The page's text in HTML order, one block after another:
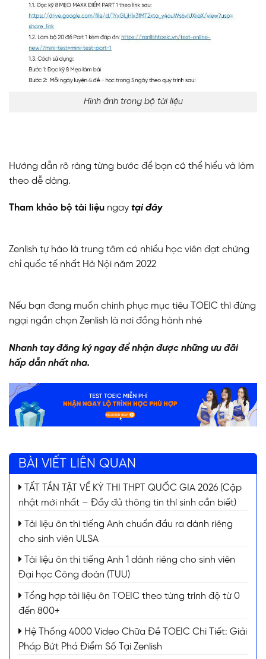
Hình ảnh trong bộ tài liệu
Hướng dẫn rõ ràng từng bước để bạn có thể hiểu và làm
theo dễ dàng.
Tham khảo bộ tài liệu ngay tại đây
Zenlish tự hào là trung tâm có nhiều học viên đạt chứng
chỉ quốc tế nhất Hà Nội năm 2022
Nếu bạn đang muốn chinh phục mục tiêu TOEIC thì đừng
ngại ngần chọn Zenlish là nơi đồng hành nhé
Nhanh tay đăng ký ngay để nhận được những ưu đãi
hấp dẫn nhất nha.
BÀI VIẾT LIÊN QUAN
TẤT TẦN TẬT VỀ KỲ THI THPT QUỐC GIA 2026 (Cập
nhật mới nhất – Đầy đủ thông tin thí sinh cần biết)
Tài liệu ôn thi tiếng Anh chuẩn đầu ra dành riêng
cho sinh viên ULSA
Tài liệu ôn thi tiếng Anh 1 dành riêng cho sinh viên
Đại học Công đoàn (TUU)
Tổng hợp tài liệu ôn TOEIC theo từng trình độ từ 0
đến 800+
Hệ Thống 4000 Video Chữa Đề TOEIC Chi Tiết: Giải
Pháp Bứt Phá Điểm Số Tại Zenlish